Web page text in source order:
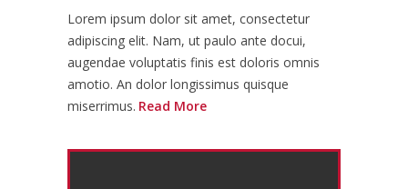
Lorem ipsum dolor sit amet, consectetur
adipiscing elit. Nam, ut paulo ante docui,
augendae voluptatis finis est doloris omnis
amotio. An dolor longissimus quisque
miserrimus. Read More